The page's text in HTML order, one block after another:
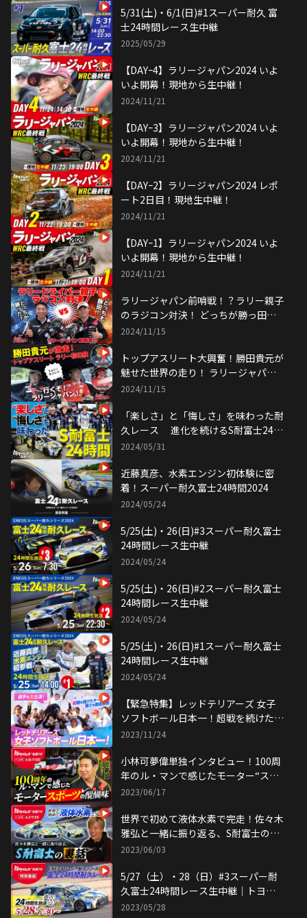
5/31(土)・6/1(日)#1スーパー耐久 富
士24時間レース生中継
2025/05/29
【DAYｰ4】ラリージャパン2024 いよ
いよ開幕！現地から生中継！
2024/11/21
【DAYｰ3】ラリージャパン2024 いよ
いよ開幕！現地から生中継！
2024/11/21
【DAYｰ2】ラリージャパン2024 レポ
ート2日目！現地生中継！
2024/11/21
【DAYｰ1】ラリージャパン2024 いよ
いよ開幕！現地から生中継！
2024/11/21
ラリージャパン前哨戦！？ラリー親子
のラジコン対決！ どっちが勝っ田？
ラリージャパン2024直前企画【Rally
2024/11/15
トップアスリート大興奮！勝田貴元が
魅せた世界の走り！ ラリージャパン
2024直前企画【Rallyスポセン：前
2024/11/15
「楽しさ」と「悔しさ」を味わった耐
久レース 進化を続けるS耐富士24時
間を徹底振り返り
2024/05/31
近藤真彦、水素エンジン初体験に密
着！スーパー耐久富士24時間2024
2024/05/24
5/25(土)・26(日)#3スーパー耐久富士
24時間レース生中継
2024/05/24
5/25(土)・26(日)#2スーパー耐久富士
24時間レース生中継
2024/05/24
5/25(土)・26(日)#1スーパー耐久富士
24時間レース生中継
2024/05/24
【緊急特集】レッドテリアーズ 女子
ソフトボール日本一！超戦を続けたチ
ームの強さを徹底解剖
2023/11/24
小林可夢偉単独インタビュー！100周
年のル・マンで感じたモーター“スポ
ーツ"の醍醐味
2023/06/17
世界で初めて液体水素で完走！佐々木
雅弘と一緒に振り返る、S耐富士の裏
話
2023/06/03
5/27（土）・28（日）#3スーパー耐
久富士24時間レース生中継｜トヨタ
イムズ
2023/05/28